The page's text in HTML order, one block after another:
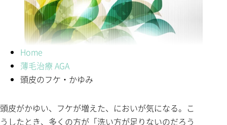
Home
薄毛治療 AGA
頭皮のフケ・かゆみ
頭皮がかゆい、フケが増えた、においが気になる。こ
うしたとき、多くの方が「洗い方が足りないのだろう